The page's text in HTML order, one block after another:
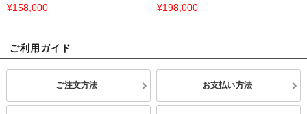
¥158,000 ¥198,000
ご利用ガイド
ご注文方法 お支払い方法